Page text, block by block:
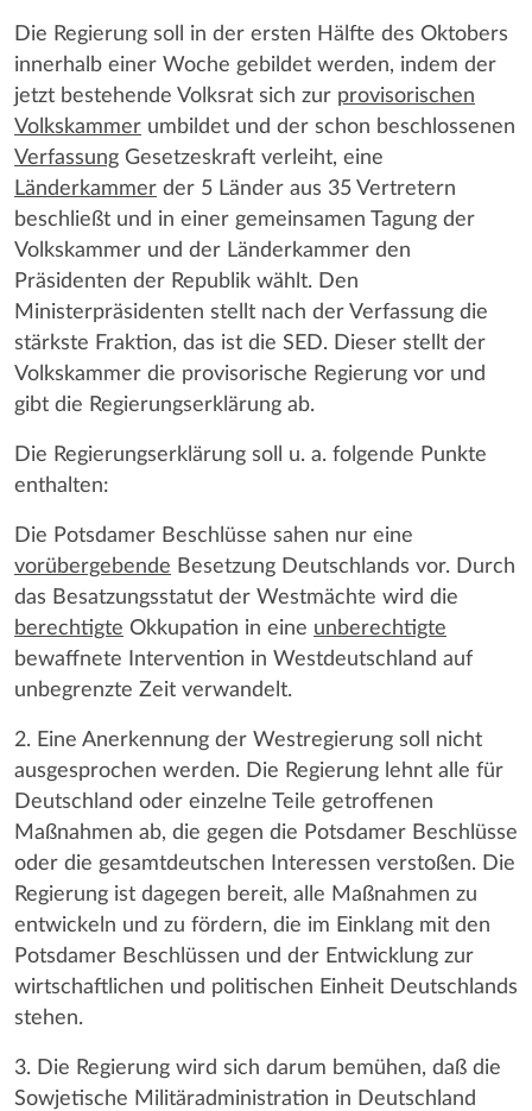
Die Regierung soll in der ersten Hälfte des Oktobers
innerhalb einer Woche gebildet werden, indem der
jetzt bestehende Volksrat sich zur provisorischen
Volkskammer umbildet und der schon beschlossenen
Verfassung Gesetzeskraft verleiht, eine
Länderkammer der 5 Länder aus 35 Vertretern
beschließt und in einer gemeinsamen Tagung der
Volkskammer und der Länderkammer den
Präsidenten der Republik wählt. Den
Ministerpräsidenten stellt nach der Verfassung die
stärkste Fraktion, das ist die SED. Dieser stellt der
Volkskammer die provisorische Regierung vor und
gibt die Regierungserklärung ab.
Die Regierungserklärung soll u. a. folgende Punkte
enthalten:
Die Potsdamer Beschlüsse sahen nur eine
vorübergebende Besetzung Deutschlands vor. Durch
das Besatzungsstatut der Westmächte wird die
berechtigte Okkupation in eine unberechtigte
bewaffnete Intervention in Westdeutschland auf
unbegrenzte Zeit verwandelt.
2. Eine Anerkennung der Westregierung soll nicht
ausgesprochen werden. Die Regierung lehnt alle für
Deutschland oder einzelne Teile getroffenen
Maßnahmen ab, die gegen die Potsdamer Beschlüsse
oder die gesamtdeutschen Interessen verstoßen. Die
Regierung ist dagegen bereit, alle Maßnahmen zu
entwickeln und zu fördern, die im Einklang mit den
Potsdamer Beschlüssen und der Entwicklung zur
wirtschaftlichen und politischen Einheit Deutschlands
stehen.
3. Die Regierung wird sich darum bemühen, daß die
Sowjetische Militäradministration in Deutschland